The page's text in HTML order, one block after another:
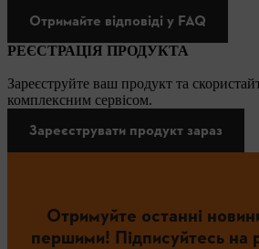
Отримайте відповіді у FAQ
РЕЄСТРАЦІЯ ПРОДУКТА
Зареєструйте ваш продукт та
комплексним сервісом.
Зареєструвати продукт зараз
Отримуйте останні
першими! Підписуйтесь на